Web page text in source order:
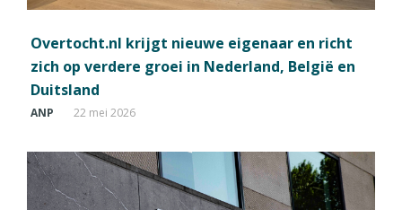
Overtocht.nl krijgt nieuwe eigenaar en richt
zich op verdere groei in Nederland, België en
Duitsland
ANP 22 mei 2026